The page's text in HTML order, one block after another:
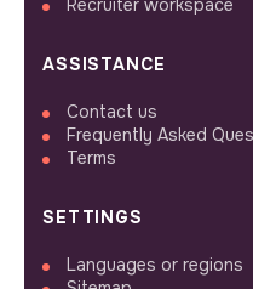
Recruiter workspace
ASSISTANCE
Contact us
Frequently Asked
Terms
SETTINGS
Languages or regions